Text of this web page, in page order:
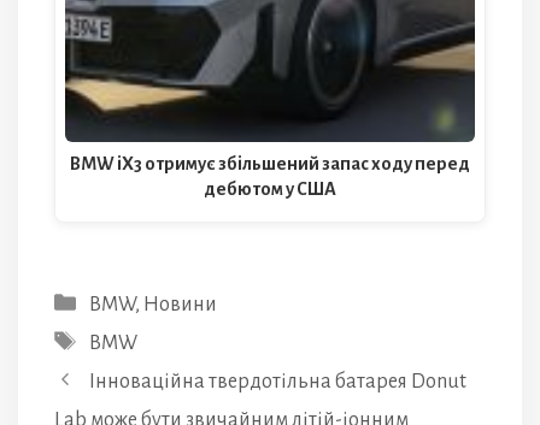
BMW iX3 отримує збільшений запас ходу перед
дебютом у США
Категорії
BMW, Новини
Позначки
BMW
Інноваційна твердотільна батарея Donut
Lab може бути звичайним літій-іонним